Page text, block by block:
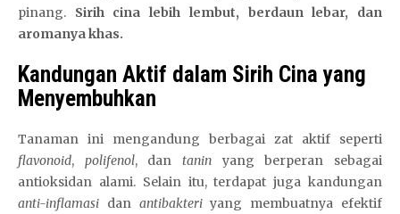
pinang. Sirih cina lebih lembut, berdaun lebar, dan
aromanya khas.
Kandungan Aktif dalam Sirih Cina yang
Menyembuhkan
Tanaman ini mengandung berbagai zat aktif seperti
flavonoid, polifenol, dantanin yang berperan sebagai
antioksidan alami. Selain itu, terdapat juga kandungan
anti-inflamasi dan antibakteriyang membuatnya efektif